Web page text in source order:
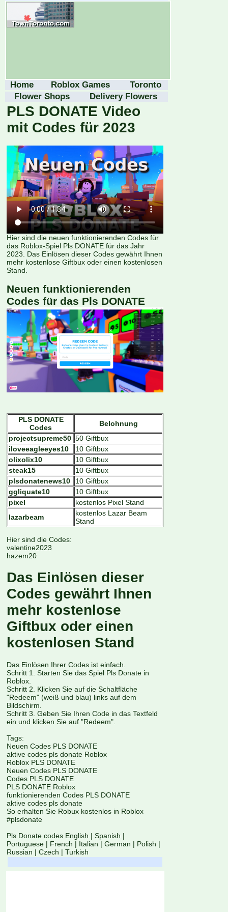
Home Roblox Games
Toronto
Flower Shops
Delivery Flowers
PLS DONATE Video
mit Codes für 2023
Hier sind die neuen funktionierenden Codes für
das Roblox-Spiel Pls DONATE für das Jahr
2023. Das Einlösen dieser Codes gewährt Ihnen
mehr kostenlose Giftbux oder einen kostenlosen
Stand.
Neuen funktionierenden
Codes für das Pls DONATE
PLS DONATE
Codes
Belohnung
projectsupreme50 50 Giftbux
iloveeagleeyes10
10 Giftbux
olixolix10
10 Giftbux
steak15
10 Giftbux
plsdonatenews10
10 Giftbux
ggliquate10
10 Giftbux
pixel
kostenlos Pixel Stand
lazarbeam
kostenlos Lazar Beam
Stand
Hier sind die Codes:
valentine2023
hazem20
Das Einlösen dieser
Codes gewährt Ihnen
mehr kostenlose
Giftbux oder einen
kostenlosen Stand
Das Einlösen Ihrer Codes ist einfach.
Schritt 1. Starten Sie das Spiel Pls Donate in
Roblox.
Schritt 2. Klicken Sie auf die Schaltfläche
"Redeem" (weiß und blau) links auf dem
Bildschirm.
Schritt 3. Geben Sie Ihren Code in das Textfeld
ein und klicken Sie auf "Redeem".
Tags:
Neuen Codes PLS DONATE
aktive codes pls donate Roblox
Roblox PLS DONATE
Neuen Codes PLS DONATE
Codes PLS DONATE
PLS DONATE Roblox
funktionierenden Codes PLS DONATE
aktive codes pls donate
So erhalten Sie Robux kostenlos in Roblox
#plsdonate
Pls Donate codes English | Spanish |
Portuguese | French | Italian | German | Polish |
Russian | Czech | Turkish